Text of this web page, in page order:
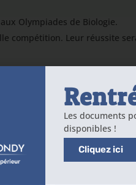
Olympiades de Biologie.
compétition. Leur réussite
Les documents
disponibles !
Cliquez ici